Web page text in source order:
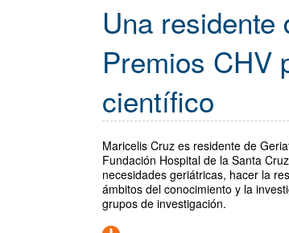
Una
Premios CHV
científico
Maricelis Cruz es residente de
Fundación Hospital de la Santa
necesidades geriátricas, hacer la
ámbitos del conocimiento y la
grupos de investigación.